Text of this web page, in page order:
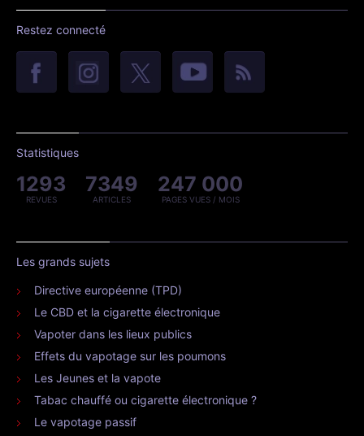
Restez connecté
Statistiques
1293
REVUES
7349
ARTICLES
247 000
PAGES VUES / MOIS
Les grands sujets
Directive européenne (TPD)
Le CBD et la cigarette électronique
Vapoter dans les lieux publics
Effets du vapotage sur les poumons
Les Jeunes et la vapote
Tabac chauffé ou cigarette électronique ?
Le vapotage passif